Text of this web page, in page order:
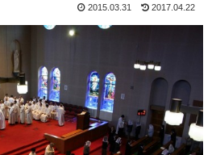
2015.03.31 2017.04.22